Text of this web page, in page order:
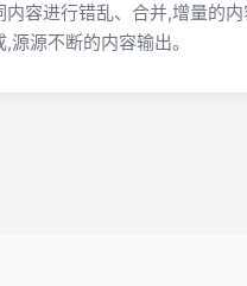
内容进行错乱、合并,增量的内
,源源不断的内容输出。